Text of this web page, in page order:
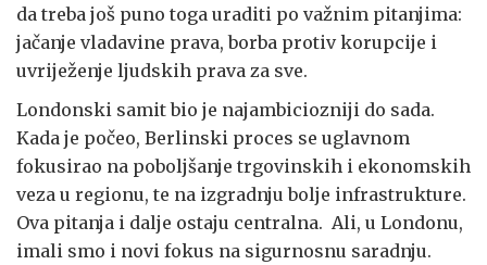
da treba još puno toga uraditi po važnim pitanjima:
jačanje vladavine prava, borba protiv korupcije i
uvriježenje ljudskih prava za sve.
Londonski samit bio je najambiciozniji do sada.
Kada je počeo, Berlinski proces se uglavnom
fokusirao na poboljšanje trgovinskih i ekonomskih
veza u regionu, te na izgradnju bolje infrastrukture.
Ova pitanja i dalje ostaju centralna. Ali, u Londonu,
imali smo i novi fokus na sigurnosnu saradnju.